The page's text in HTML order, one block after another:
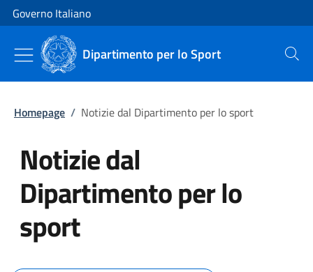
Vai al contenuto
Vai alla navigazione del sito
Governo Italiano
Dipartimento per lo Sport Cerca
Homepage / Notizie dal Dipartimento per lo sport
Notizie dal
Dipartimento per lo
sport